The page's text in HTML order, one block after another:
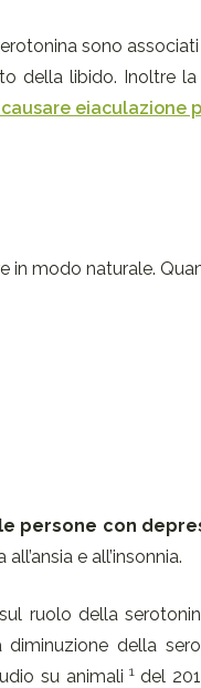
sono
della libido. Inoltre
eiaculazione
in modo naturale.
le persone con
e all’insonnia.
ruolo della
della
su animali1 del